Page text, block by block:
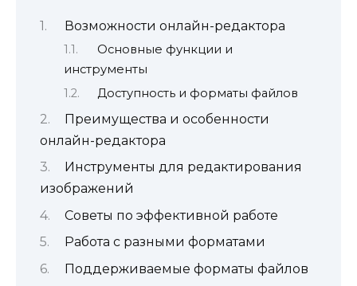
Возможности онлайн-редактора
Основные функции и
инструменты
Доступность и форматы файлов
Преимущества и особенности
онлайн-редактора
Инструменты для редактирования
изображений
Советы по эффективной работе
Работа с разными форматами
Поддерживаемые форматы файлов